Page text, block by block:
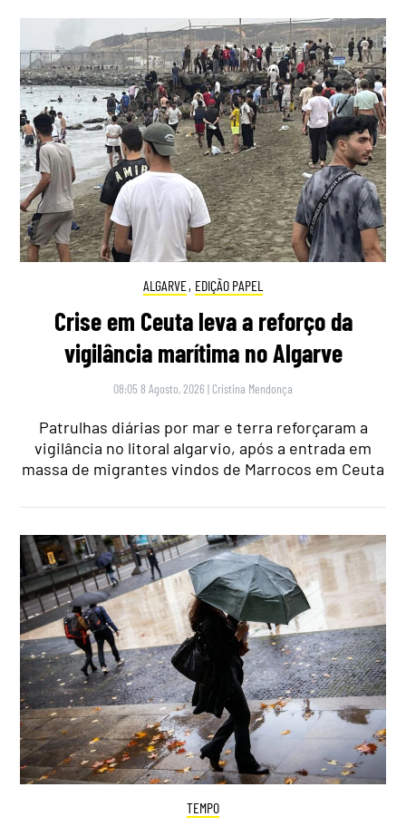
ALGARVE, EDIÇÃO PAPEL
Crise em Ceuta leva a reforço da
vigilância marítima no Algarve
08:05 8 Agosto, 2026 | Cristina Mendonça
Patrulhas diárias por mar e terra reforçaram a
vigilância no litoral algarvio, após a entrada em
massa de migrantes vindos de Marrocos em Ceuta
TEMPO